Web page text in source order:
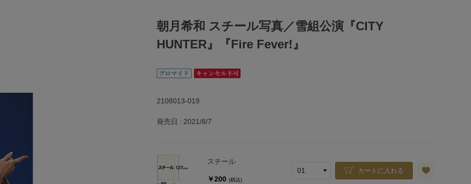
朝月希和 スチール写真／雪組公演『CITY
HUNTER』『Fire Fever!』
2108013-019
発売日 2021/8/7
スチール
￥200 (税込)
カートに入れる